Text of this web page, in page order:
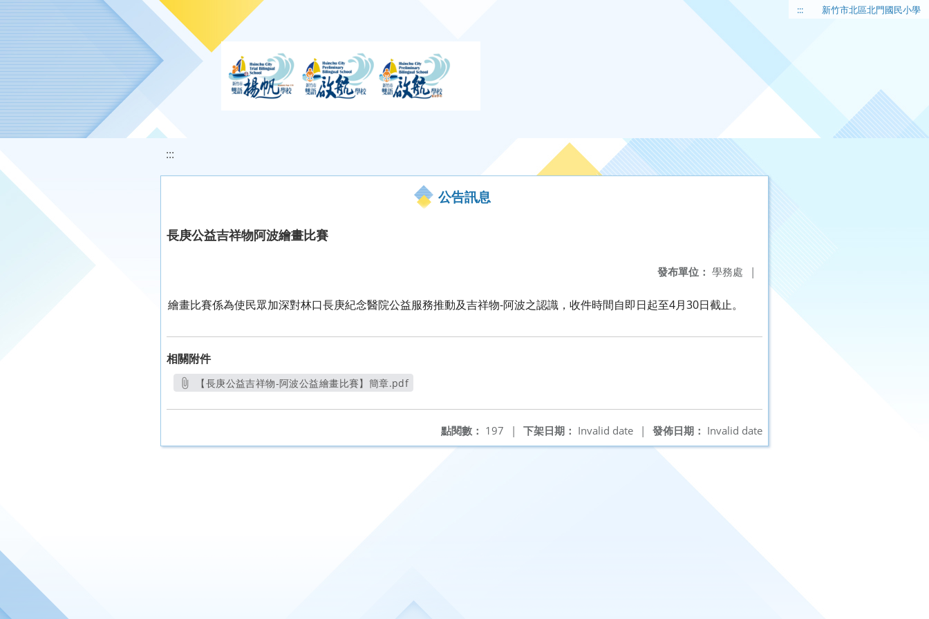
移至網頁之主要內容區位置 ::: 新竹市北區北門國民小學
:::
公告訊息
長庚公益吉祥物阿波繪畫比賽
發布單位： 學務處 |
繪畫比賽係為使民眾加深對林口長庚紀念醫院公益服務推動及吉祥物-阿波之認識，收件時間自即日起至4月30日截止。
相關附件
【長庚公益吉祥物-阿波公益繪畫比賽】簡章.pdf
發佈日期： Invalid date
下架日期： Invalid date |
點閱數： 197 |